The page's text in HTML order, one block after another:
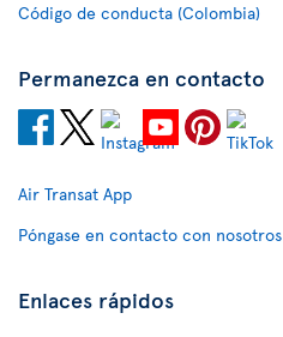
Código de conducta (Colombia)
Permanezca en contacto
Air Transat App
Póngase en contacto con nosotros
Enlaces rápidos